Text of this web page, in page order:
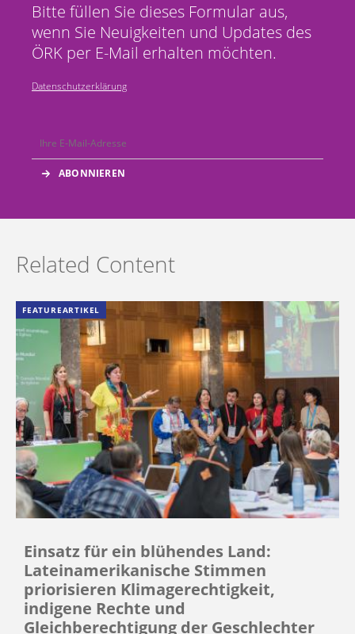
Bitte füllen Sie dieses Formular aus,
wenn Sie Neuigkeiten und Updates des
ÖRK per E-Mail erhalten möchten.
Datenschutzerklärung
Related Content
FEATUREARTIKEL
Einsatz für ein blühendes Land:
Lateinamerikanische Stimmen
priorisieren Klimagerechtigkeit,
indigene Rechte und
Gleichberechtigung der Geschlechter